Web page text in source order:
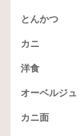
とんかつ
カニ
洋食
オーベルジュ
カニ面